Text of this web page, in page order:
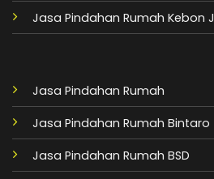
Jasa Pindahan Rumah Kebon
Jasa Pindahan Rumah
Jasa Pindahan Rumah Bintaro
Jasa Pindahan Rumah BSD